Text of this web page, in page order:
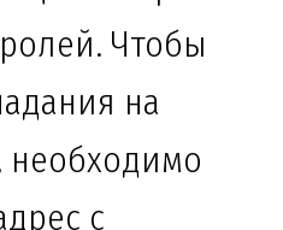
Чтобы
на
необходимо
с